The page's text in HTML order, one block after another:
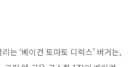
는 ‘베이컨 토마토 디럭스’ 버거는,